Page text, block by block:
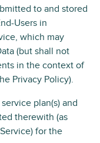
to and stored
Users in
which may
(but shall not
in the context of
Privacy Policy).
plan(s) and
therewith (as
for the